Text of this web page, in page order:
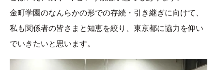
金町学園のなんらかの形での存続・引き継ぎに向けて、
私も関係者の皆さまと知恵を絞り、東京都に協力を仰い
でいきたいと思います。